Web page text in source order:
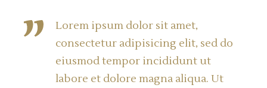
Lorem ipsum dolor sit amet,
consectetur adipisicing elit, sed do
eiusmod tempor incididunt ut
labore et dolore magna aliqua. Ut